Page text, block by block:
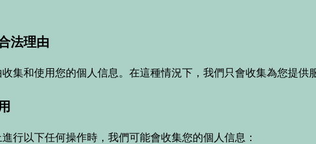
法理由
集和使用您的個人信息。在這種情況下，我們只會收集為您提供
行以下任何操作時，我們可能會收集您的個人信息：